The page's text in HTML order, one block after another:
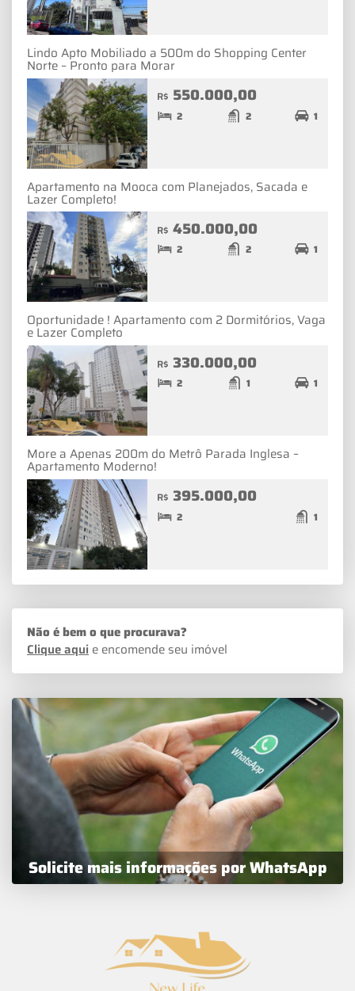
Lindo Apto Mobiliado a 500m do Shopping Center
Norte – Pronto para Morar
R$ 550.000,00
2 2 1
Apartamento na Mooca com Planejados, Sacada e
Lazer Completo!
R$ 450.000,00
2 2 1
Oportunidade ! Apartamento com 2 Dormitórios, Vaga
e Lazer Completo
R$ 330.000,00
2 1 1
More a Apenas 200m do Metrô Parada Inglesa –
Apartamento Moderno!
R$ 395.000,00
2 1
Não é bem o que procurava?
Clique aqui e encomende seu imóvel
Solicite mais informações por WhatsApp